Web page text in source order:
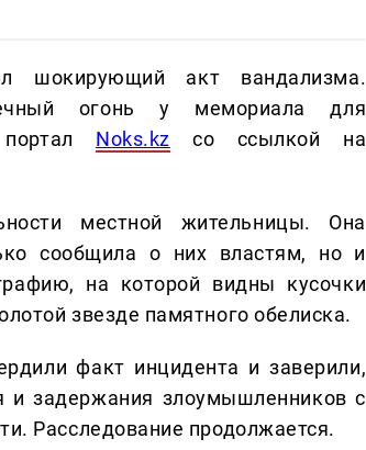
шокирующий акт вандализма.
огонь у мемориала для
Noks.kz со ссылкой на
местной жительницы. Она
сообщила о них властям, но и
на которой видны кусочки
звезде памятного обелиска.
факт инцидента и заверили,
и задержания злоумышленников с
Расследование продолжается.